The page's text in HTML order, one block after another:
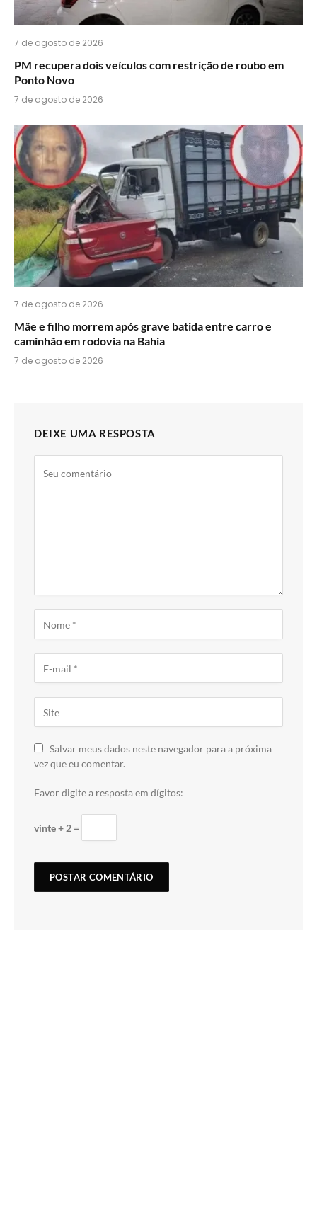
7 de agosto de 2026
PM recupera dois veículos com restrição de roubo em
Ponto Novo
7 de agosto de 2026
7 de agosto de 2026
Mãe e filho morrem após grave batida entre carro e
caminhão em rodovia na Bahia
7 de agosto de 2026
DEIXE UMA RESPOSTA
Salvar meus dados neste navegador para a próxima
vez que eu comentar.
Favor digite a resposta em dígitos:
vinte + 2 =